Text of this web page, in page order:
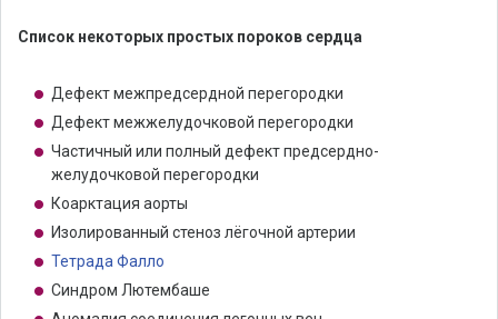
Список некоторых простых пороков сердца
Дефект межпредсердной перегородки
Дефект межжелудочковой перегородки
Частичный или полный дефект предсердно-
желудочковой перегородки
Коарктация аорты
Изолированный стеноз лёгочной артерии
Тетрада Фалло
Синдром Лютембаше